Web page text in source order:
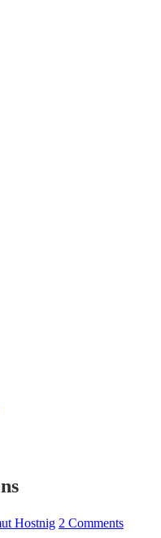
Hostnig 2 Comments